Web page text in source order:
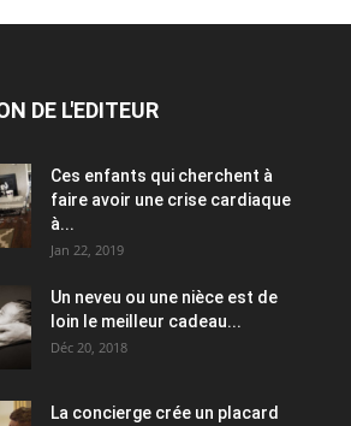
DE L'EDITEUR
Ces enfants qui cherchent à
faire avoir une crise cardiaque
à...
Jan 22, 2019
Un neveu ou une nièce est de
loin le meilleur cadeau...
Déc 20, 2018
La concierge crée un placard